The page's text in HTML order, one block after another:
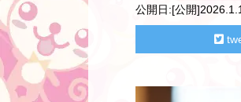
公開日:[公開